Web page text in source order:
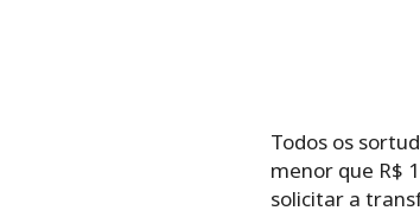
Todos os
menor que R$
solicitar a